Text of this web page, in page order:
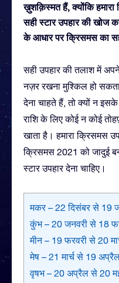
ख़ुशक़िस्मत हैं, क्योंकि
सही स्टार उपहार की खोज
के आधार पर क्रिसमस का
सही उपहार की तलाश में
नज़र रखना मुश्किल हो
देना चाहते हैं, तो क्यों न
राशि के लिए कोई न कोई
खाता है। हमारा क्रिसमस
क्रिसमस 2021 को जादुई
स्टार उपहार देना चाहिए।
मकर – 22 दिसंबर से 19
कुंभ – 20 जनवरी से 18
मीन – 19 फरवरी से 20
मेष – 21 मार्च से 19
वृषभ – 20 अप्रैल से 20